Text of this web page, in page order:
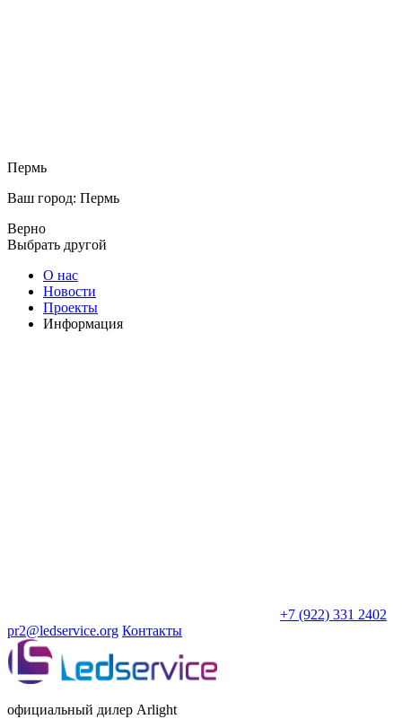
Пермь
Ваш город: Пермь
Верно
Выбрать другой
О нас
Новости
Проекты
Информация
+7 (922) 331 2402
pr2@ledservice.org Контакты
официальный дилер Arlight